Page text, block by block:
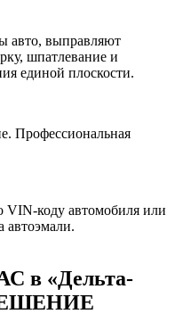
авто, выправляют
шпатлевание и
единой плоскости.
Профессиональная
VIN-коду автомобиля или
автоэмали.
в «Дельта-